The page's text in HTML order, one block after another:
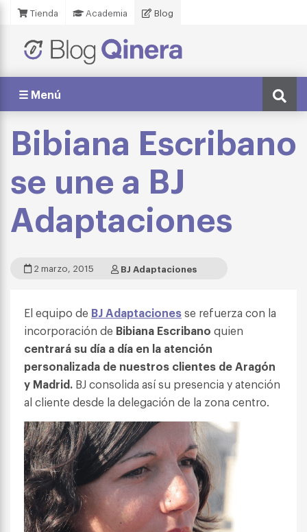
Tienda Academia Blog
☰ Menú
Bibiana Escribano
se une a BJ
Adaptaciones
2 marzo, 2015 BJ Adaptaciones
El equipo de BJ Adaptacionesse refuerza con la
incorporación de Bibiana Escribano quien
centrará su día a día en la atención
personalizada de nuestros clientes de Aragón
y Madrid. BJ consolida así su presencia y atención
al cliente desde la delegación de la zona centro.